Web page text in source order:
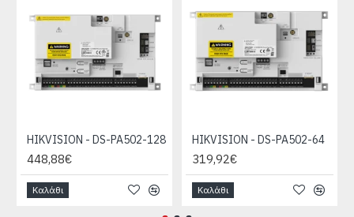
HIKVISION - DS-PA502-128
448,88€
Καλάθι
HIKVISION - DS-PA502-64
319,92€
Καλάθι